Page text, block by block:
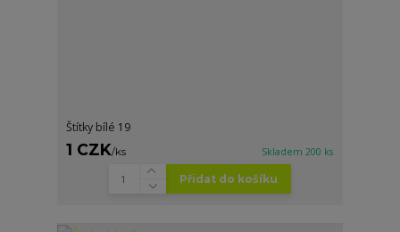
Štítky bílé 19
1 CZK/ks Skladem 200 ks
Přidat do košíku